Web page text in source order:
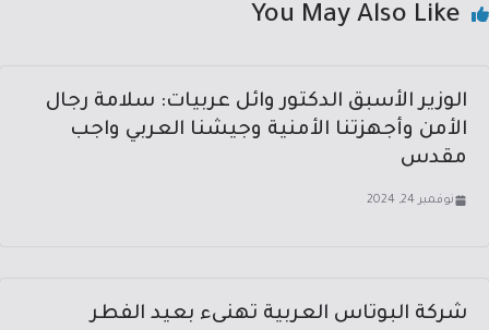
You May Also Like
الوزير الأسبق الدكتور وائل عربيات: سلامة رجال
الأمن وأجهزتنا الأمنية وجيشنا العربي واجب
مقدس
نوفمبر 24, 2024
شركة البوتاس العربية تهنىء بعيد الفطر